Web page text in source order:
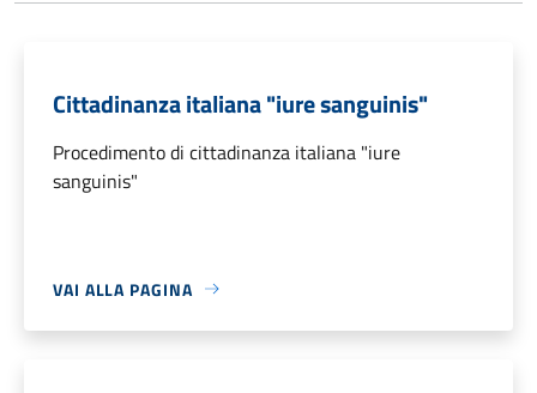
Cittadinanza italiana "iure sanguinis"
Procedimento di cittadinanza italiana "iure
sanguinis"
VAI ALLA PAGINA